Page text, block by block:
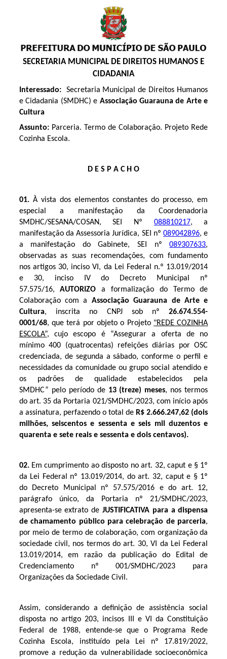
SECRETARIA MUNICIPAL DE DIREITOS HUMANOS E
CIDADANIA
Interessado:Secretaria Municipal de Direitos Humanos
e Cidadania (SMDHC) e Associação Guarauna de Arte e
Cultura
Assunto:Parceria. Termo de Colaboração. Projeto Rede
Cozinha Escola.
D E S P A C H O
01. À vista dos elementos constantes do processo, em
especial a manifestação da Coordenadoria
SMDHC/SESANA/COSAN, SEI Nº 088810217, a
manifestação da Assessoria Jurídica, SEI nº089042896, e
a manifestação do Gabinete, SEI nº089307633,
observadas as suas recomendações, com fundamento
nos artigos 30, inciso VI, da Lei Federal n.º 13.019/2014
e 30, inciso IV do Decreto Municipal nº
57.575/16,AUTORIZO a formalização do Termo de
Colaboração com a Associação Guarauna de Arte e
Cultura, inscrita no CNPJ sob nº26.674.554-
0001/68, que terá por objeto o Projeto "REDE COZINHA
ESCOLA”, cujo escopo é “Assegurar a oferta de no
mínimo 400 (quatrocentas) refeições diárias por OSC
credenciada, de segunda a sábado, conforme o perfil e
necessidades da comunidade ou grupo social atendido e
os padrões de qualidade estabelecidos pela
SMDHC” pelo período de 13 (treze) meses, nos termos
do art. 35 da Portaria 021/SMDHC/2023, com início após
a assinatura, perfazendo o total de R$ 2.666.247,62 (dois
milhões, seiscentos e sessenta e seis mil duzentos e
quarenta e sete reais e sessenta e dois centavos).
02.Em cumprimento ao disposto no art. 32, caput e § 1º
da Lei Federal nº 13.019/2014, do art. 32, caput e § 1º
do Decreto Municipal nº 57.575/2016 e do art. 12,
parágrafo único, da Portaria nº 21/SMDHC/2023,
apresenta-se extrato de JUSTIFICATIVA para a dispensa
de chamamento público para celebração de parceria,
por meio de termo de colaboração, com organização da
sociedade civil, nos termos do art. 30, VI da Lei Federal
13.019/2014, em razão da publicação do Edital de
Credenciamento nº 001/SMDHC/2023 para
Organizações da Sociedade Civil.
Assim, considerando a definição de assistência social
disposta no artigo 203, incisos III e VI da Constituição
Federal de 1988, entende-se que o Programa Rede
Cozinha Escola, instituído pela Lei nº 17.819/2022,
promove a redução da vulnerabilidade socioeconômica